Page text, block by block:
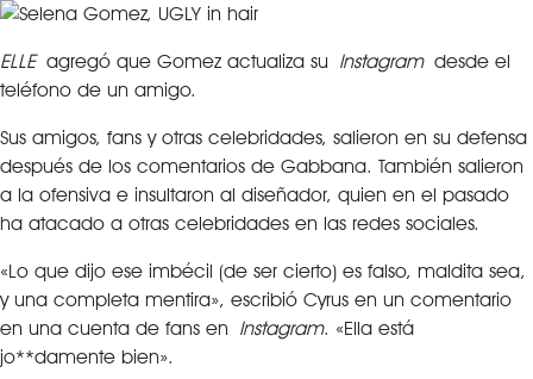
ELLEagregó que Gomez actualiza su Instagramdesde el
teléfono de un amigo.
Sus amigos, fans y otras celebridades, salieron en su defensa
después de los comentarios de Gabbana. También salieron
a la ofensiva e insultaron al diseñador, quien en el pasado
ha atacado a otras celebridades en las redes sociales.
«Lo que dijo ese imbécil (de ser cierto) es falso, maldita sea,
y una completa mentira», escribió Cyrus en un comentario
en una cuenta de fans en Instagram. «Ella está
jo**damente bien».